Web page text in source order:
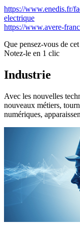
https://www.enedis.fr/
electrique
https://www.avere-
Que pensez-vous de
Notez-le en 1 clic
Industrie
Avec les nouvelles
nouveaux métiers,
numériques,